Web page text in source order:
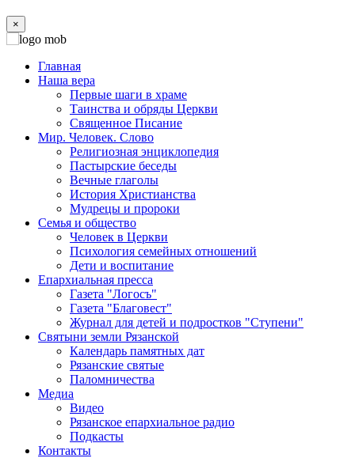
×
Главная
Наша вера
Первые шаги в храме
Таинства и обряды Церкви
Священное Писание
Мир. Человек. Слово
Религиозная энциклопедия
Пастырские беседы
Вечные глаголы
История Христианства
Мудрецы и пророки
Семья и общество
Человек в Церкви
Психология семейных отношений
Дети и воспитание
Епархиальная пресса
Газета "Логосъ"
Газета "Благовест"
Журнал для детей и подростков "Ступени"
Святыни земли Рязанской
Календарь памятных дат
Рязанские святые
Паломничества
Медиа
Видео
Рязанское епархиальное радио
Подкасты
Контакты